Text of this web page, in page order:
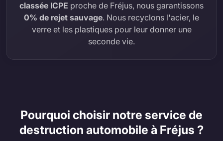
classée ICPE proche de Fréjus, nous garantissons
0% de rejet sauvage. Nous recyclons l'acier, le
verre et les plastiques pour leur donner une
seconde vie.
Pourquoi choisir notre service de
destruction automobile à Fréjus ?